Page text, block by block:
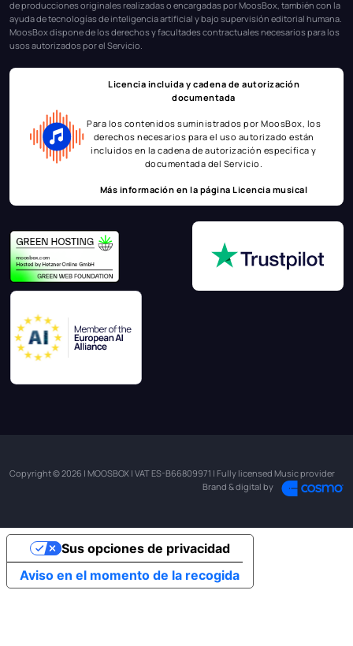
de producciones originales realizadas o encargadas por MoosBox, también con la
ayuda de tecnologías de inteligencia artificial y bajo supervisión editorial humana.
MoosBox dispone de los derechos y facultades contractuales necesarios para los
usos autorizados por el Servicio.
Licencia incluida y cadena de autorización
documentada
Para los contenidos suministrados por MoosBox, los
derechos necesarios para el uso autorizado están
incluidos en la cadena de autorización específica y
documentada del Servicio.
Más información en la páginaLicencia musical
Copyright © 2026 | MOOSBOX | VAT ES-B66809971 | Fully licensed Music provider
Brand & digital by
Aviso en el momento de la recogida
Sus opciones de privacidad